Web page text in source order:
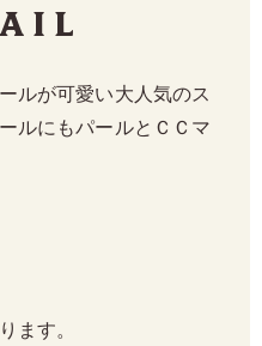
ルが可愛い大人気のス
ルにもパールとＣＣマ
ます。